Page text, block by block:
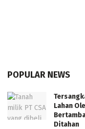
POPULAR NEWS
Lahan
Ditahan